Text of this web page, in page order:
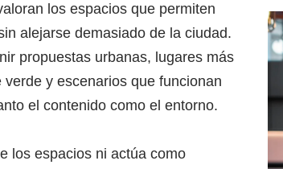
los espacios que permiten
alejarse demasiado de la ciudad.
propuestas urbanas, lugares más
y escenarios que funcionan
el contenido como el entorno.
los espacios ni actúa como